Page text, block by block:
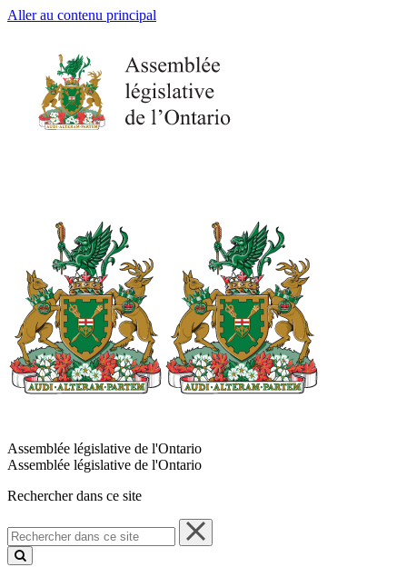
Aller au contenu principal
Assemblée législative de l'Ontario
Assemblée législative de l'Ontario
Rechercher dans ce site
Rechercher
dans
ce